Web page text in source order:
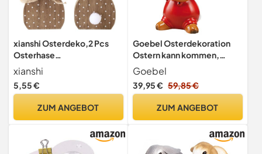
xianshi Osterdeko,2 Pcs
Osterhase
Deko,Osterhasen Holz
Figuren Aufsteller Ostern
Hase Deko,Osterdeko
Hinstellen Geschenk
Osterdekoration (Braun)
xianshi
5,55 €
ZUM ANGEBOT
Goebel Osterdekoration
Ostern kann kommen,
Osterhase mit Ostereiern,
Steingut, 15x9,5x8cm, 66-
844-68-1
Goebel
39,95 € 59,85 €
ZUM ANGEBOT